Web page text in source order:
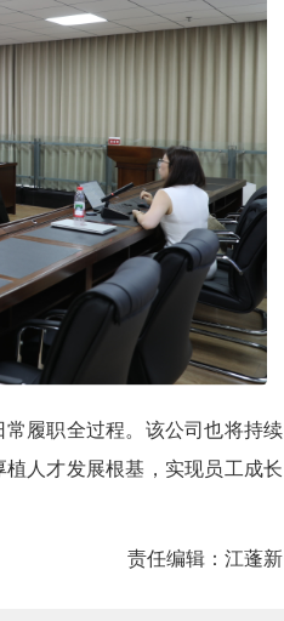
履职全过程。该公司也将持续
人才发展根基，实现员工成长
责任编辑： 江蓬新